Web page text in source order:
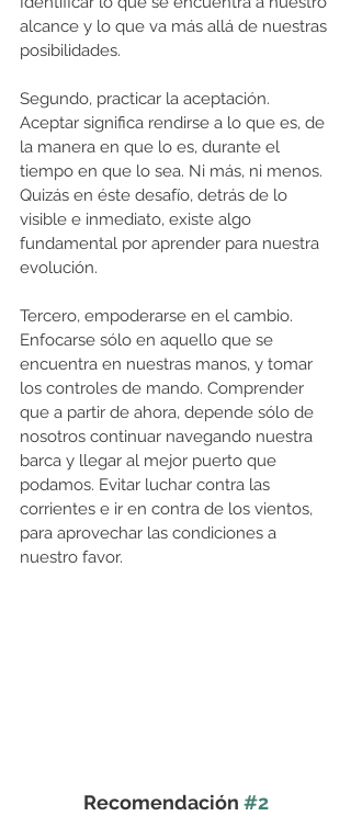
alcance y lo que va más allá de nuestras
posibilidades.
Segundo, practicar la aceptación.
Aceptar significa rendirse a lo que es, de
la manera en que lo es, durante el
tiempo en que lo sea. Ni más, ni menos.
Quizás en éste desafío, detrás de lo
visible e inmediato, existe algo
fundamental por aprender para nuestra
evolución.
Tercero, empoderarse en el cambio.
Enfocarse sólo en aquello que se
encuentra en nuestras manos, y tomar
los controles de mando. Comprender
que a partir de ahora, depende sólo de
nosotros continuar navegando nuestra
barca y llegar al mejor puerto que
podamos. Evitar luchar contra las
corrientes e ir en contra de los vientos,
para aprovechar las condiciones a
nuestro favor.
Recomendación #2